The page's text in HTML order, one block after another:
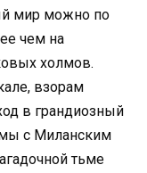
мир можно по
чем на
холмов.
взорам
в грандиозный
с Миланским
тьме